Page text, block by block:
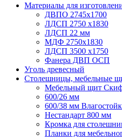
Материалы для
ДВПО 2745х1700
ЛДСП 2750 х1830
ЛДСП 22 мм
МДФ 2750х1830
ЛДСП 3500 х1750
Фанера ДВП ОСП
Уголь древесный
Столешницы, мебельные
Мебельный щит
600/26 мм
600/38 мм
Нестандарт 800 мм
Кромка для
Планки для